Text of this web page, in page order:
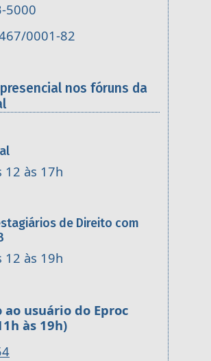
5000
0001-82
nos fóruns da
12 às 17h
de Direito com
12 às 19h
usuário do Eproc
às 19h)